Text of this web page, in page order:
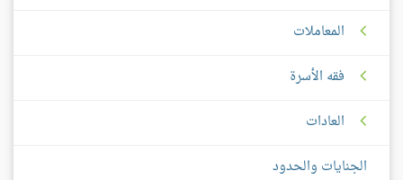
المعاملات
فقه الأسرة
العادات
الجنايات والحدود